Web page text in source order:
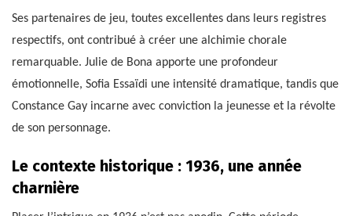
Ses partenaires de jeu, toutes excellentes dans leurs registres
respectifs, ont contribué à créer une alchimie chorale
remarquable. Julie de Bona apporte une profondeur
émotionnelle, Sofia Essaïdi une intensité dramatique, tandis que
Constance Gay incarne avec conviction la jeunesse et la révolte
de son personnage.
Le contexte historique : 1936, une année
charnière